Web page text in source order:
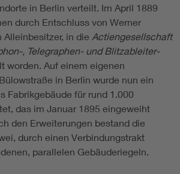
in Berlin verteilt. Im April 1889
durch Entschluss von Werner
in die Actiengesellschaft
, Telegraphen- und Blitzableiter-
worden. Auf einem eigenen
in Berlin wurde nun ein
Fabrikgebäude für rund 1.000
das im Januar 1895 eingeweiht
den Erweiterungen bestand die
durch einen Verbindungstrakt
parallelen Gebäuderiegeln.